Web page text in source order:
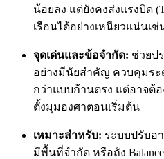
น้อยลง แต่ยังคงส่งแรงบิด
เรือนได้อย่างเหนียวแน่นเช่
จุดเด่นและข้อจำกัด: ช่วยป
อย่างมีนัยสำคัญ ควบคุมระ
กว่าแบบก้านตรง แต่อาจต้
ตั้งมุมองศาตอนเริ่มต้น
เหมาะสำหรับ: ระบบปรับอ
มีพื้นที่จำกัด หรือถัง